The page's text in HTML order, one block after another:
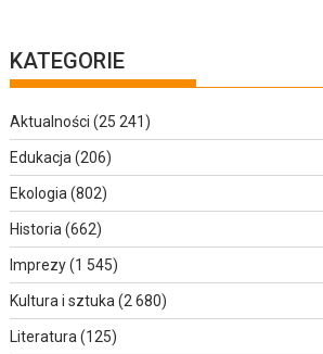
KATEGORIE
Aktualności (25 241)
Edukacja (206)
Ekologia (802)
Historia (662)
Imprezy(1 545)
Kultura i sztuka (2 680)
Literatura (125)